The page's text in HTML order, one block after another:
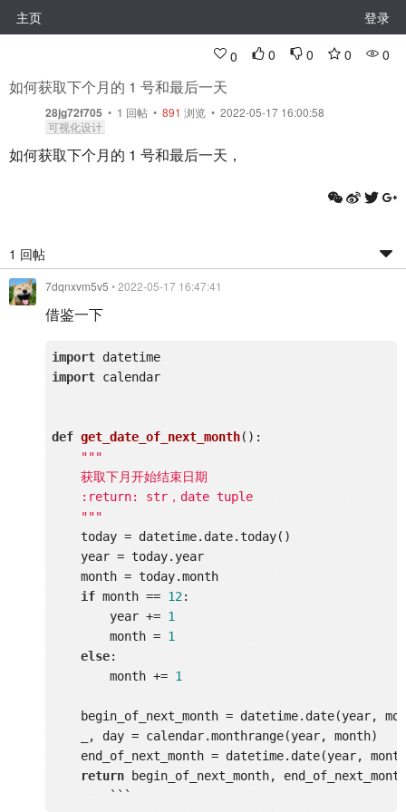
主页 登录
0 0 0 0 0
如何获取下个月的 1 号和最后一天
28jg72f705 • 1 回帖 • 891 浏览 • 2022-05-17 16:00:58
可视化设计
如何获取下个月的 1 号和最后一天，
1 回帖
7dqnxvm5v5 • 2022-05-17 16:47:41
借鉴一下
import
datetime
import calendar
def get_date_of_next_month() :
"""
    获取下月开始结束日期
    :return: str，date tuple
    """
    today = datetime.date.today()
    year = today.year
    month = today.month
if month == 12:
        year +=
1
        month =
1
else:
        month +=
1
begin_of_next_month = datetime.date(year,
    _, day = calendar.monthrange(year, month)
end_of_next_month = datetime.date(year,
return begin_of_next_month, end_of_next_month
	```